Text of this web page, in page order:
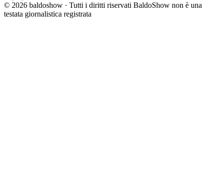
© 2026 baldoshow · Tutti i diritti riservati BaldoShow non è una
testata giornalistica registrata